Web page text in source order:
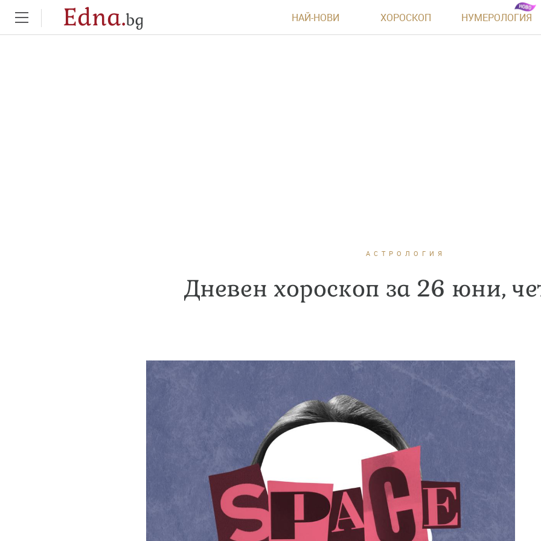
Edna.bg НАЙ-НОВИ ХОРОСКОП НУМЕРОЛОГИЯ
АСТРОЛОГИЯ
Дневен хороскоп за 26 юни,